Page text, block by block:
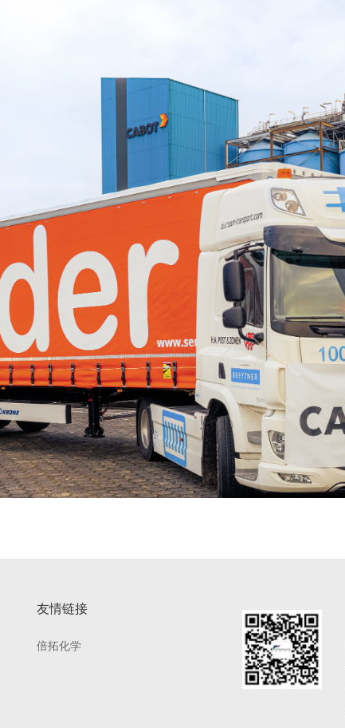
友情链接
倍拓化学